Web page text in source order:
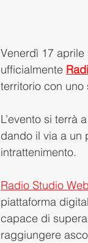
Venerdì 17
ufficialmente
territorio con uno
L’evento si terrà
dando il via a un
intrattenimento.
Radio Studio
piattaforma
capace di
raggiungere